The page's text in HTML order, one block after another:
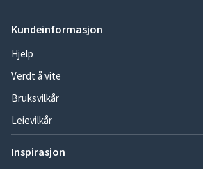
Kundeinformasjon
Hjelp
Verdt å vite
Bruksvilkår
Leievilkår
Inspirasjon